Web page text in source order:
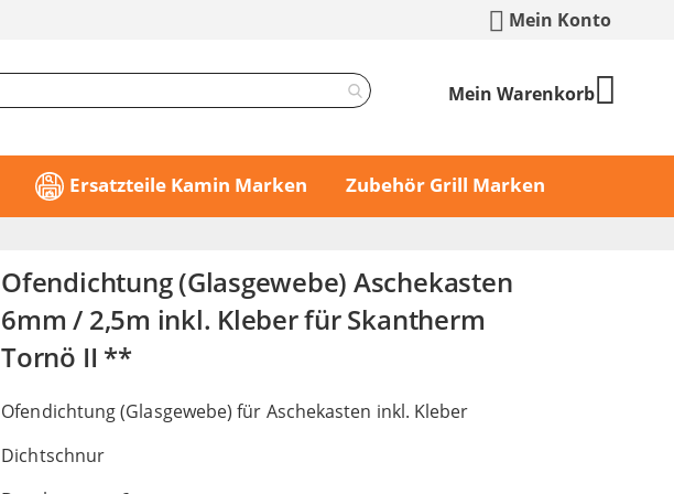
Mein Konto
Mein Warenkorb
Ersatzteile Kamin Marken Zubehör Grill Marken
Ofendichtung (Glasgewebe) Aschekasten
6mm / 2,5m inkl. Kleber für Skantherm
Tornö II **
Ofendichtung (Glasgewebe) für Aschekasten inkl. Kleber
Dichtschnur